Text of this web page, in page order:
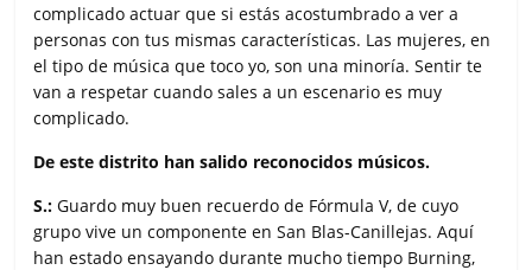
complicado actuar que si estás acostumbrado a ver a
personas con tus mismas características. Las mujeres, en
el tipo de música que toco yo, son una minoría. Sentir te
van a respetar cuando sales a un escenario es muy
complicado.
De este distrito han salido reconocidos músicos.
S.: Guardo muy buen recuerdo de Fórmula V, de cuyo
grupo vive un componente en San Blas-Canillejas. Aquí
han estado ensayando durante mucho tiempo Burning,